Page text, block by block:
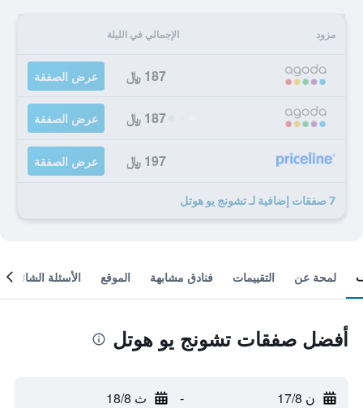
مزود الإجمالي في الليلة
187 ﷼ عرض الصفقة
187 ﷼ عرض الصفقة
197 ﷼ عرض الصفقة
7 صفقات إضافية لـ تشونج يو هوتل
لمحة عن التقييمات فنادق مشابهة الموقع الأسئلة الشائعة
أفضل صفقات تشونج يو هوتل
ن 17/8 - ث 18/8